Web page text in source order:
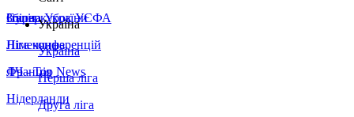
Збірна України
Італія
Німеччина
Франція
Нідерланди
Суперкубок УЄФА
Ліга конференцій
ЛЧ - Top News
Україна
Україна
Перша ліга
Друга ліга